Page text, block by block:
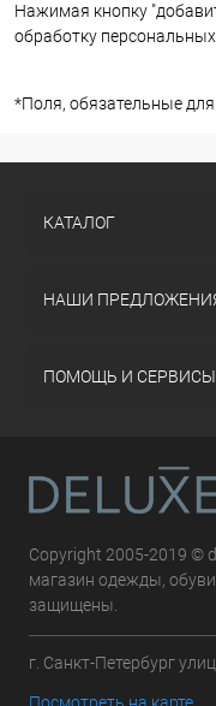
Нажимая кнопку
обработку
*Поля, обязательные для
КАТАЛОГ
НАШИ
ПОМОЩЬ И СЕРВИСЫ
Copyright 2005-2019 ©
магазин одежды,
защищены.
г. Санкт-Петербург